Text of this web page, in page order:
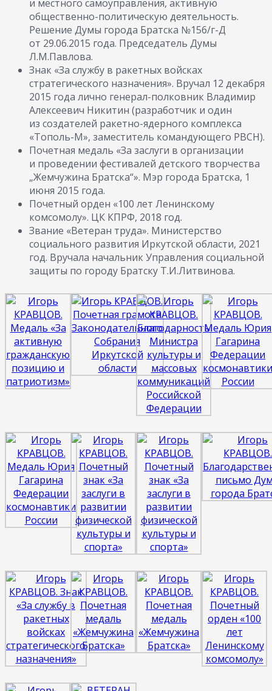
и местного самоуправления, активную
общественно-политическую деятельность.
Решение Думы города Братска №156/г-Д
от 29.06.2015 года. Председатель Думы
Л.М.Павлова.
Знак «За службу в ракетных войсках
стратегического назначения». Вручал 12 декабря
2015 года лично генерал-полковник Владимир
Алексеевич Никитин (разработчик и один
из создателей ракетно-ядерного комплекса
«Тополь-М», заместитель командующего РВСН).
Почетная медаль «За заслуги в организации
и проведении фестивалей детского творчества
„Жемчужина Братска“». Мэр города Братска, 1
июня 2015 года.
Почетный орден «100 лет Ленинскому
комсомолу». ЦК КПРФ, 2018 год.
Звание «Ветеран труда». Министерство
социального развития Иркутской области, 2021
год. Вручала начальник Управления социальной
защиты по городу Братску Т.И.Литвинова.